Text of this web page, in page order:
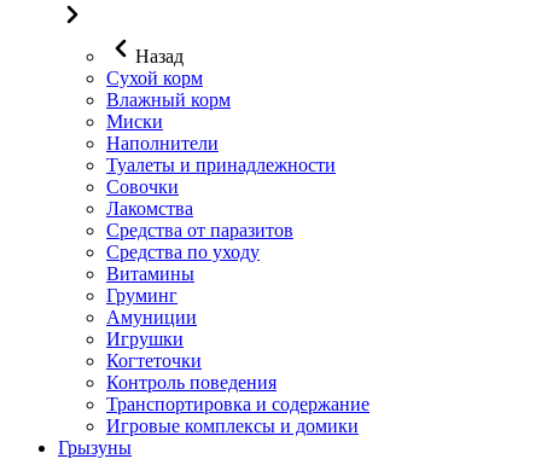
Назад
Сухой корм
Влажный корм
Миски
Наполнители
Туалеты и принадлежности
Совочки
Лакомства
Средства от паразитов
Средства по уходу
Витамины
Груминг
Амуниции
Игрушки
Когтеточки
Контроль поведения
Транспортировка и содержание
Игровые комплексы и домики
Грызуны